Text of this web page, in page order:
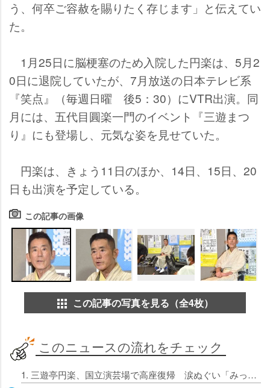
う、何卒ご容赦を賜りたく存じます」と伝えてい
た。
1月25日に脳梗塞のため入院した円楽は、5月2
0日に退院していたが、7月放送の日本テレビ系
『笑点』（毎週日曜 後5：30）にVTR出演。同
月には、五代目圓楽一門のイベント『三遊まつ
り』にも登場し、元気な姿を見せていた。
円楽は、きょう11日のほか、14日、15日、20
日も出演を予定している。
この記事の画像
この記事の写真を見る（全4枚）
このニュースの流れをチェック
1. 三遊亭円楽、国立演芸場で高座復帰 涙ぬぐい「みっともなくてもいいから死ぬまでやります」